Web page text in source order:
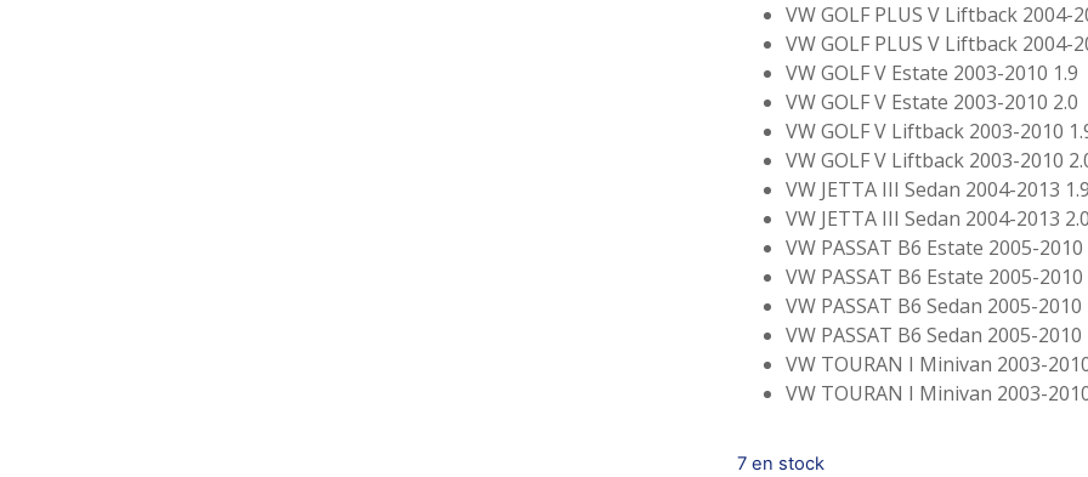
VW GOLF PLUS V Liftback 2004-
VW GOLF PLUS V Liftback 2004-
VW GOLF V Estate 2003-2010 1.9
VW GOLF V Estate 2003-2010 2.0
VW GOLF V Liftback 2003-2010
VW GOLF V Liftback 2003-2010
VW JETTA III Sedan 2004-2013
VW JETTA III Sedan 2004-2013
VW PASSAT B6 Estate 2005-2010
VW PASSAT B6 Estate 2005-2010
VW PASSAT B6 Sedan 2005-2010
VW PASSAT B6 Sedan 2005-2010
VW TOURAN I Minivan 2003-
VW TOURAN I Minivan 2003-
7 en stock